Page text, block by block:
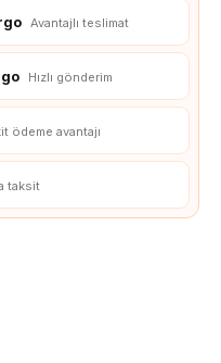
Avantajlı teslimat
Hızlı gönderim
ödeme avantajı
taksit